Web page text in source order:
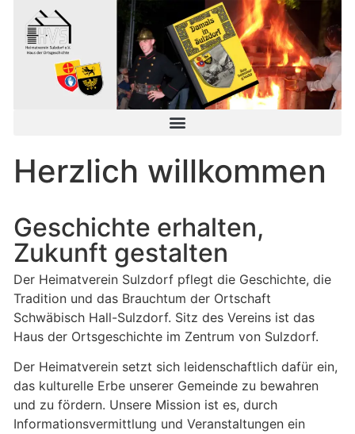
Herzlich willkommen
Geschichte erhalten,
Zukunft gestalten
Der Heimatverein Sulzdorf pflegt die Geschichte, die
Tradition und das Brauchtum der Ortschaft
Schwäbisch Hall-Sulzdorf. Sitz des Vereins ist das
Haus der Ortsgeschichte im Zentrum von Sulzdorf.
Der Heimatverein setzt sich leidenschaftlich dafür ein,
das kulturelle Erbe unserer Gemeinde zu bewahren
und zu fördern. Unsere Mission ist es, durch
Informationsvermittlung und Veranstaltungen ein